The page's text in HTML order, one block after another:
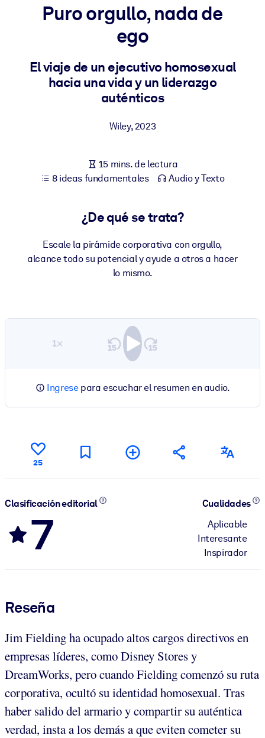
Integre conocimientos verificados y breves en su LMS/LXP para
obtener mejores resultados de aprendizaje.
Para bibliotecas corporativas
empresariales confiables y listos para usar.
Alimente sus sistemas de IA con conocimientos fiables y
estructurados para mejorar los resultados.
Puro orgullo, nada de
ego
El viaje de un ejecutivo homosexual
hacia una vida y un liderazgo
auténticos
Wiley,2023
15 mins. de lectura
8 ideas fundamentales
Audio y Texto
¿De qué se trata?
Escale la pirámide corporativa con orgullo,
alcance todo su potencial y ayude a otros a hacer
lo mismo.
1×
Ingresepara escuchar el resumen en audio.
25
Clasificación editorial
7
Cualidades
Aplicable
Interesante
Inspirador
Reseña
Jim Fielding ha ocupado altos cargos directivos en
empresas líderes, como Disney Stores y
DreamWorks, pero cuando Fielding comenzó su ruta
corporativa, ocultó su identidad homosexual. Tras
haber salido del armario y compartir su auténtica
verdad, insta a los demás a que eviten cometer su